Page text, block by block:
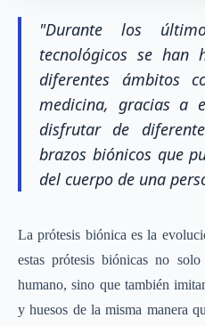
"Durante los
tecnológicos se han
diferentes ámbitos
medicina, gracias a
disfrutar de
brazos biónicos que
del cuerpo de una
La prótesis biónica es la
estas prótesis biónicas no
humano, sino que también
y huesos de la misma manera